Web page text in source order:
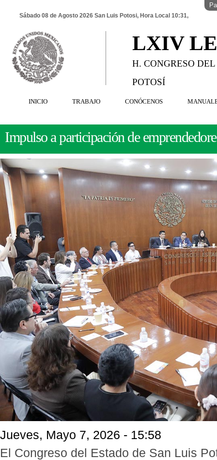
Sábado 08 de Agosto 2026 San Luis Potosi, Hora Local 10:31,
LXIV
H. CONGRESO
POTOSÍ
INICIO TRABAJO CONÓCENOS
Impulso a participación de
INNOVAFEST.
Jueves, Mayo 7, 2026 - 15:58
El Congreso del Estado de San Luis